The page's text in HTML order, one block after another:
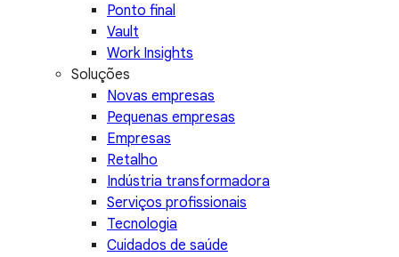
Ponto final
Vault
Work Insights
Soluções
Novas empresas
Pequenas empresas
Empresas
Retalho
Indústria transformadora
Serviços profissionais
Tecnologia
Cuidados de saúde